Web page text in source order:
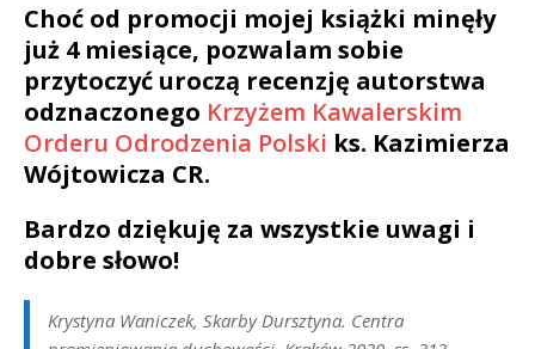
Choć od promocji mojej książki minęły
już 4 miesiące, pozwalam sobie
przytoczyć uroczą recenzję autorstwa
odznaczonego Krzyżem Kawalerskim
Orderu Odrodzenia Polski ks. Kazimierza
Wójtowicza CR.
Bardzo dziękuję za wszystkie uwagi i
dobre słowo!
Krystyna Waniczek, Skarby Dursztyna. Centra